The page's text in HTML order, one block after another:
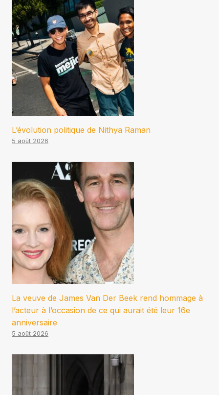
L’évolution politique de Nithya Raman
5 août 2026
La veuve de James Van Der Beek rend hommage à
l’acteur à l’occasion de ce qui aurait été leur 16e
anniversaire
5 août 2026